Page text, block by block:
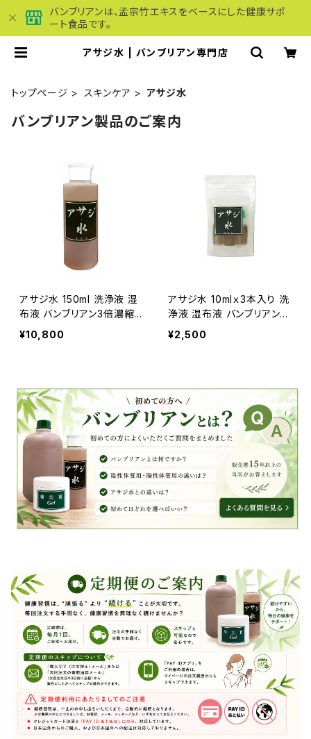
バンブリアンは、孟宗竹エキスをベースにした健康サポ
ート食品です。
アサジ水 | バンブリアン専門店
トップページ スキンケア アサジ水
バンブリアン製品のご案内
アサジ水 150ml 洗浄液 湿
布液 バンブリアン3倍濃縮
液 送料無料
¥10,800
アサジ水 10mlｘ3本入り 洗
浄液 湿布液 バンブリアン3
倍濃縮液
¥2,500